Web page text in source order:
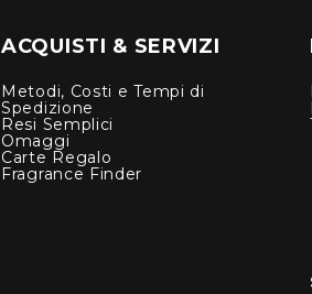
ACQUISTI & SERVIZI
Metodi, Costi e Tempi di
Spedizione
Resi Semplici
Omaggi
Carte Regalo
Fragrance Finder